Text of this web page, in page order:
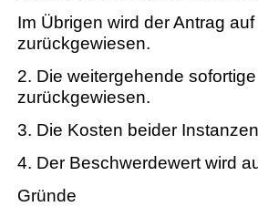
Im Übrigen wird der Antrag
zurückgewiesen.
2. Die weitergehende
zurückgewiesen.
3. Die Kosten beider
4. Der Beschwerdewert wird
Gründe